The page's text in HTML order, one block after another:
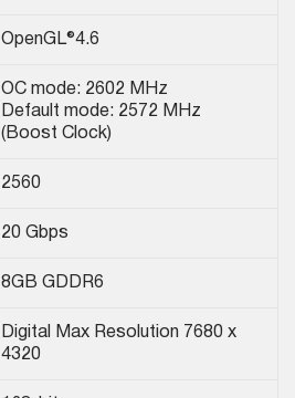
OpenGL®4.6
OC mode: 2602 MHz
Default mode: 2572 MHz
(Boost Clock)
2560
20 Gbps
8GB GDDR6
Digital Max Resolution 7680 x
4320